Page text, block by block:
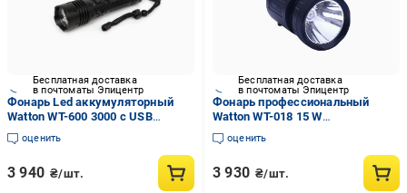
Бесплатная доставка
в почтоматы Эпицентр
Фонарь Led аккумуляторный
Watton WT-600 3000 с USB
зарядкой 3000 Лм
оценить
3 940 ₴/шт.
Бесплатная доставка
в почтоматы Эпицентр
Фонарь профессиональный
Watton WT-018 15 W
аккумуляторный светодиодный
оценить
3 930 ₴/шт.